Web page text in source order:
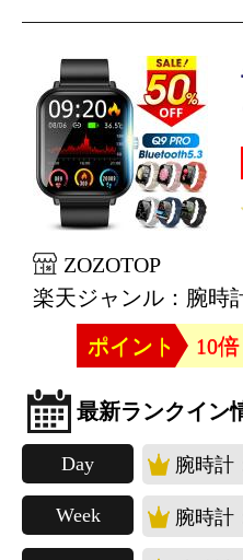
ZOZOTOP
楽天ジャンル：腕時
ポイント
10
最新ランクイン
Day 腕時計
Week 腕時計